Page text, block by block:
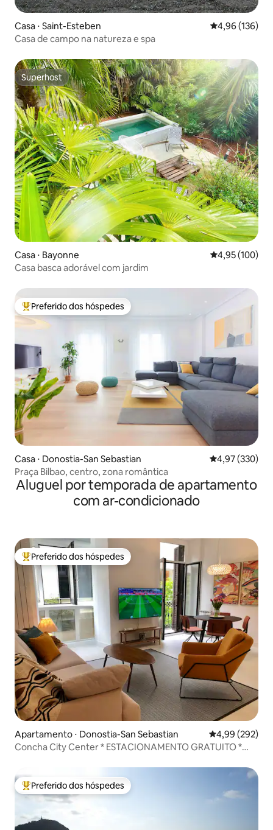
Casa ⋅ Saint-Esteben 4,96 de uma
4,96 (136)
Casa de campo na natureza e spa
Superhost
Superhost
Casa ⋅ Bayonne 4,95 de uma
4,95 (100)
Casa basca adorável com jardim
Entre os melhores preferidos dos hóspedes
Preferido dos hóspedes
Casa ⋅ Donostia-San Sebastian 4,97 de uma
4,97 (330)
Praça Bilbao, centro, zona romântica
Aluguel por temporada de apartamento
com ar-condicionado
Entre os melhores preferidos dos hóspedes
Preferido dos hóspedes
Apartamento ⋅ Donostia-San Sebastian 4,99 de uma
4,99 (292)
Concha City Center * ESTACIONAMENTO GRATUITO *
Entre os melhores preferidos dos hóspedes
Preferido dos hóspedes